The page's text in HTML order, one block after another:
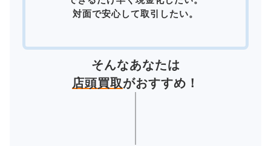
対面で安心して取引したい。
そんなあなたは
店頭買取がおすすめ！